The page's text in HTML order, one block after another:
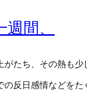
間、
たち、その熱も少
反日感情などを